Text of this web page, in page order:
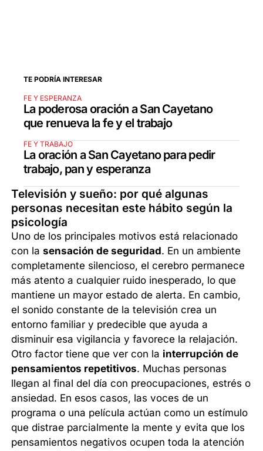
TE PODRÍA INTERESAR
FE Y ESPERANZA
La poderosa oración a San Cayetano
que renueva la fe y el trabajo
FE Y TRABAJO
La oración a San Cayetano para pedir
trabajo, pan y esperanza
Televisión y sueño: por qué algunas
personas necesitan este hábito según la
psicología
Uno de los principales motivos está relacionado
con lasensación de seguridad. En un ambiente
completamente silencioso, el cerebro permanece
más atento a cualquier ruido inesperado, lo que
mantiene un mayor estado de alerta. En cambio,
el sonido constante de la televisión crea un
entorno familiar y predecible que ayuda a
disminuir esa vigilancia y favorece la relajación.
Otro factor tiene que ver con la interrupción de
pensamientos repetitivos. Muchas personas
llegan al final del día con preocupaciones, estrés o
ansiedad. En esos casos, las voces de un
programa o una película actúan como un estímulo
que distrae parcialmente la mente y evita que los
pensamientos negativos ocupen toda la atención